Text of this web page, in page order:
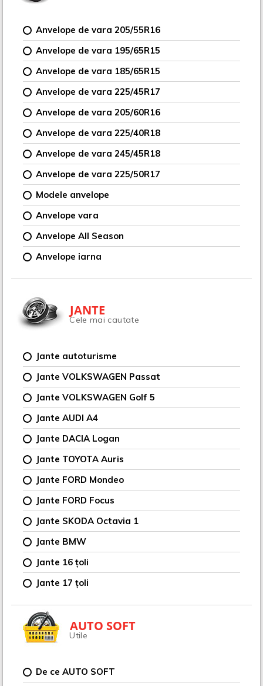
Anvelope de vara 205/55R16
Anvelope de vara 195/65R15
Anvelope de vara 185/65R15
Anvelope de vara 225/45R17
Anvelope de vara 205/60R16
Anvelope de vara 225/40R18
Anvelope de vara 245/45R18
Anvelope de vara 225/50R17
Modele anvelope
Anvelope vara
Anvelope All Season
Anvelope iarna
JANTE
Cele mai cautate
Jante autoturisme
Jante VOLKSWAGEN Passat
Jante VOLKSWAGEN Golf 5
Jante AUDI A4
Jante DACIA Logan
Jante TOYOTA Auris
Jante FORD Mondeo
Jante FORD Focus
Jante SKODA Octavia 1
Jante BMW
Jante 16 țoli
Jante 17 țoli
AUTO SOFT
Utile
De ce AUTO SOFT